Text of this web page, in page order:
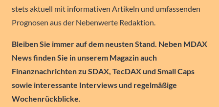
stets aktuell mit informativen Artikeln und umfassenden
Prognosen aus der Nebenwerte Redaktion.
Bleiben Sie immer auf dem neusten Stand. Neben MDAX
News finden Sie in unserem Magazin auch
Finanznachrichten zu SDAX, TecDAX und Small Caps
sowie interessante Interviews und regelmäßige
Wochenrückblicke.